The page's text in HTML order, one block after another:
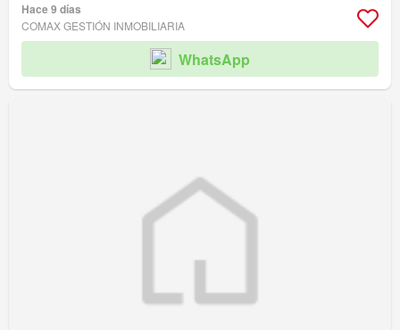
Hace 9 días
COMAX GESTIÓN INMOBILIARIA
WhatsApp